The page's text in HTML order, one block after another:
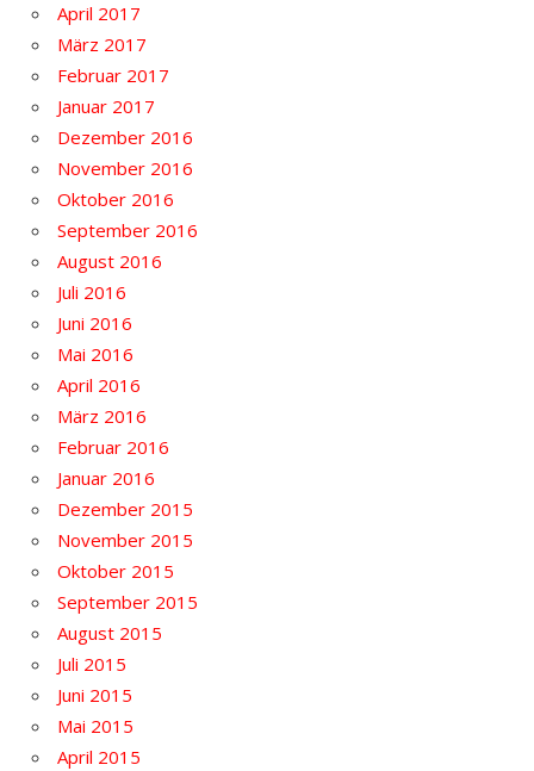
April 2017
März 2017
Februar 2017
Januar 2017
Dezember 2016
November 2016
Oktober 2016
September 2016
August 2016
Juli 2016
Juni 2016
Mai 2016
April 2016
März 2016
Februar 2016
Januar 2016
Dezember 2015
November 2015
Oktober 2015
September 2015
August 2015
Juli 2015
Juni 2015
Mai 2015
April 2015